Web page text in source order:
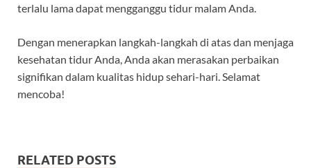
terlalu lama dapat mengganggu tidur malam Anda.
Dengan menerapkan langkah-langkah di atas dan menjaga
kesehatan tidur Anda, Anda akan merasakan perbaikan
signifikan dalam kualitas hidup sehari-hari. Selamat
mencoba!
RELATED POSTS